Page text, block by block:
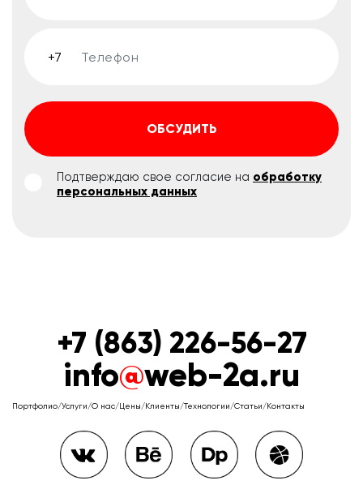
ОБСУДИТЬ
Подтверждаю свое согласие на обработку
персональных данных
+7 (863) 226-56-27
info@web-2a.ru
Портфолио/Услуги/О нас/Цены/Клиенты/Технологии/Статьи/Контакты